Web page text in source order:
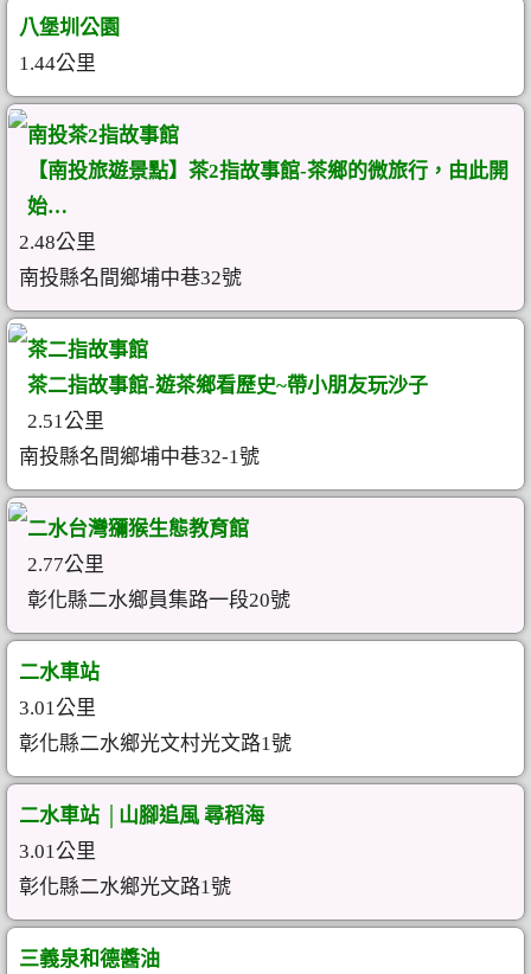
八堡圳公園
1.44公里
南投茶2指故事館
【南投旅遊景點】茶2指故事館-茶鄉的微旅行，由此開
始…
2.48公里
南投縣名間鄉埔中巷32號
茶二指故事館
茶二指故事館-遊茶鄉看歷史~帶小朋友玩沙子
2.51公里
南投縣名間鄉埔中巷32-1號
二水台灣獼猴生態教育館
2.77公里
彰化縣二水鄉員集路一段20號
二水車站
3.01公里
彰化縣二水鄉光文村光文路1號
二水車站 │山腳追風 尋稻海
3.01公里
彰化縣二水鄉光文路1號
三義泉和德醬油